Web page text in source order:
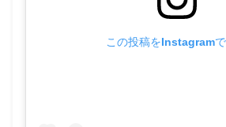
この投稿をInstagram